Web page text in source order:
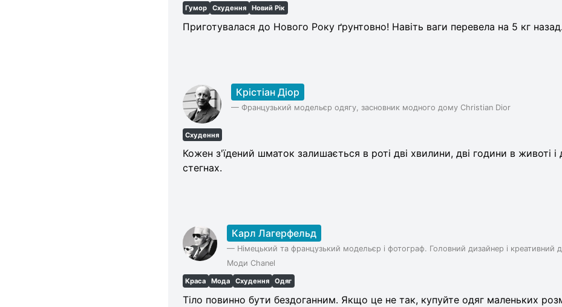
Гумор Схудення Новий Рік
Приготувалася до Нового Року ґрунтовно! Навіть ваги перевела на 5 кг назад.
Крістіан Діор
— Французький модельєр одягу, засновник модного дому Christian Dior
Схудення
Кожен з'їдений шматок залишається в роті дві хвилини, дві години в животі і
стегнах.
Карл Лагерфельд
— Німецький та французький модельєр і фотограф. Головний дизайнер і креативний
Моди Chanel
Краса Мода Схудення Одяг
Тіло повинно бути бездоганним. Якщо це не так, купуйте одяг маленьких